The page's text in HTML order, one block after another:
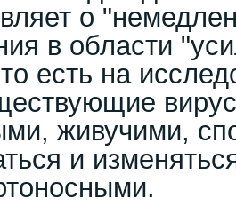
о
в области
есть на
живучими,
и